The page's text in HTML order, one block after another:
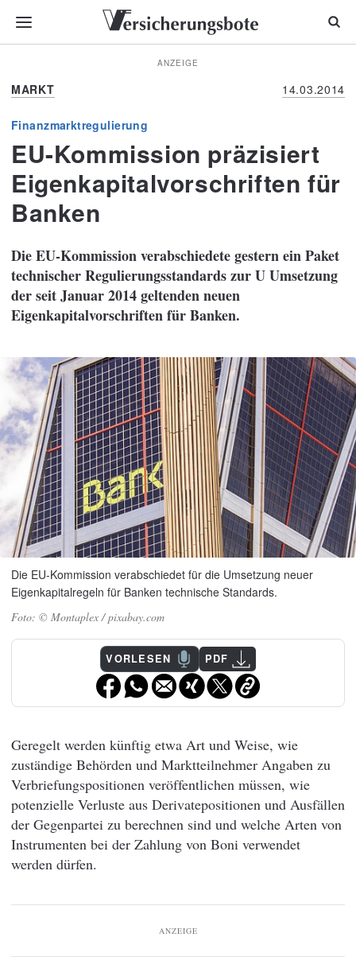
ANZEIGE
MARKT 14.03.2014
Finanzmarktregulierung
EU-Kommission präzisiert
Eigenkapitalvorschriften für
Banken
Die EU-Kommission verabschiedete gestern ein Paket
technischer Regulierungsstandards zur U Umsetzung
der seit Januar 2014 geltenden neuen
Eigenkapitalvorschriften für Banken.
Die EU-Kommission verabschiedet für die Umsetzung neuer
Eigenkapitalregeln für Banken technische Standards.
© Montaplex / pixabay.com
VORLESEN PDF
Geregelt werden künftig etwa Art und Weise, wie
zuständige Behörden und Marktteilnehmer Angaben zu
Verbriefungspositionen veröffentlichen müssen, wie
potenzielle Verluste aus Derivatepositionen und Ausfällen
der Gegenpartei zu berechnen sind und welche Arten von
Instrumenten bei der Zahlung von Boni verwendet
werden dürfen.
ANZEIGE